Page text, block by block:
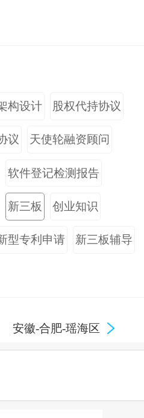
构设计 股权代持协议
议 天使轮融资顾问
软件登记检测报告
新三板 创业知识
型专利申请 新三板辅导
安徽-合肥-瑶海区